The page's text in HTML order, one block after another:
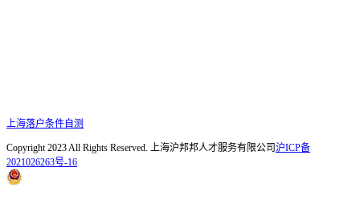
上海落户条件自测
Copyright 2023 All Rights Reserved. 上海沪邦邦人才服务有限公司沪ICP备
2021026263号-16